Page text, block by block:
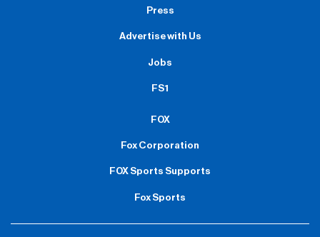
Press
Advertise with Us
Jobs
FS1
FOX
Fox Corporation
FOX Sports Supports
Fox Sports